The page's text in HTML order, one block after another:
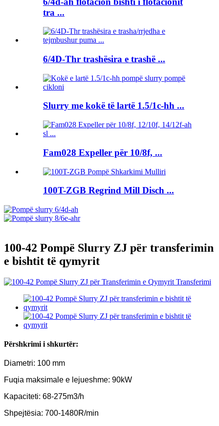
tra ...
6/4D-Thr trashësira e trashë ...
Slurry me kokë të lartë 1.5/1c-hh ...
Fam028 Expeller për 10/8f, ...
100T-ZGB Regrind Mill Disch ...
100-42 Pompë Slurry ZJ për transferimin
e bishtit të qymyrit
Përshkrimi i shkurtër:
Diametri: 100 mm
Fuqia maksimale e lejueshme: 90kW
Kapaciteti: 68-275m3/h
Shpejtësia: 700-1480R/min